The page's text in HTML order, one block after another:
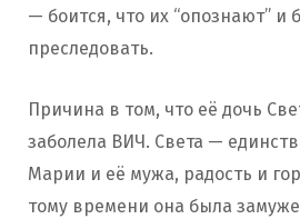
— боится, что их “опознают” и
преследовать.
Причина в том, что её дочь
заболела ВИЧ. Света —
Марии и её мужа, радость и
тому времени она была